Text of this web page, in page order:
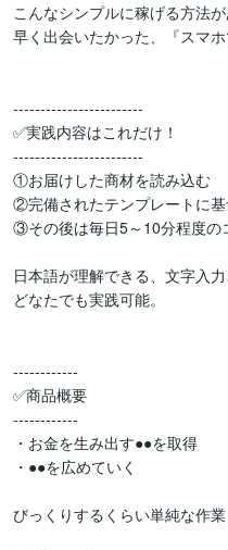
こんなシンプルに稼げる方法が
早く出会いたかった、『スマホ
------------------------
✅実践内容はこれだけ！
------------------------
①お届けした商材を読み込む
②完備されたテンプレートに
③その後は毎日5～10分程度の
日本語が理解できる、文字入力
どなたでも実践可能。
------------
✅商品概要
------------
・お金を生み出す●●を取得
・●●を広めていく
びっくりするくらい単純な作業